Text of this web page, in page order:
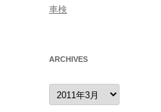
車検
ARCHIVES
archives